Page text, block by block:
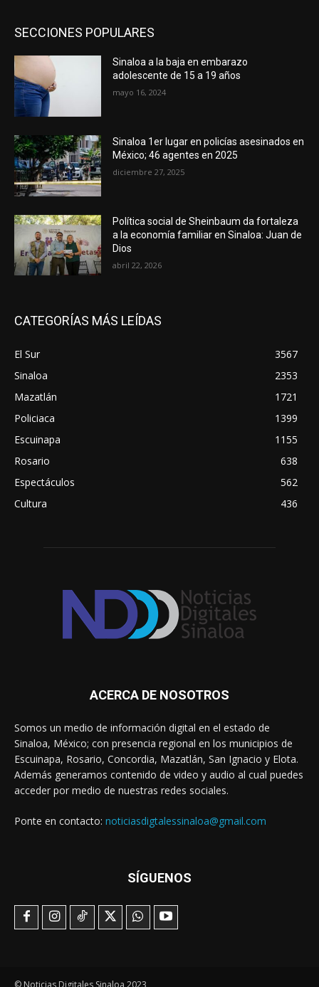
SECCIONES POPULARES
Sinaloa a la baja en embarazo
adolescente de 15 a 19 años
mayo 16, 2024
Sinaloa 1er lugar en policías asesinados en
México; 46 agentes en 2025
diciembre 27, 2025
Política social de Sheinbaum da fortaleza
a la economía familiar en Sinaloa: Juan de
Dios
abril 22, 2026
CATEGORÍAS MÁS LEÍDAS
El Sur
3567
Sinaloa
2353
Mazatlán
1721
Policiaca
1399
Escuinapa
1155
Rosario
638
Espectáculos
562
Cultura
436
ACERCA DE NOSOTROS
Somos un medio de información digital en el estado de
Sinaloa, México; con presencia regional en los municipios de
Escuinapa, Rosario, Concordia, Mazatlán, San Ignacio y Elota.
Además generamos contenido de video y audio al cual puedes
acceder por medio de nuestras redes sociales.
Ponte en contacto: noticiasdigtalessinaloa@gmail.com
SÍGUENOS
© Noticias Digitales Sinaloa 2023